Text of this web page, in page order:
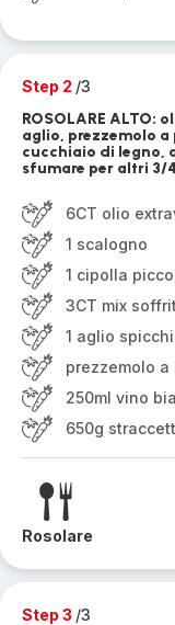
Step 2 /3
ROSOLARE
aglio, prezzemolo
cucchiaio di legno,
sfumare per altri 3/
6CT olio
1 scalogno
1 cipolla
3CT mix
1 aglio
prezzemolo a
250ml vino
650g
Rosolare
Step 3 /3